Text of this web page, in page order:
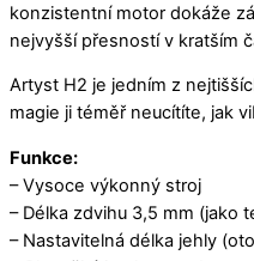
konzistentní motor dokáže
nejvyšší přesností v kratším
Artyst H2 je jedním z
magie ji téměř neucítíte, jak
Funkce:
– Vysoce výkonný stroj
– Délka zdvihu 3,5 mm (jako
– Nastavitelná délka jehly